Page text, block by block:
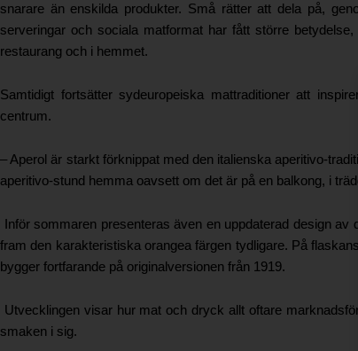
snarare än enskilda produkter. Små rätter att dela på,
serveringar och sociala matformat har fått större betydelse,
restaurang och i hemmet.
Samtidigt fortsätter sydeuropeiska mattraditioner att
centrum.
– Aperol är starkt förknippat med den italienska aperitivo-
aperitivo-stund hemma oavsett om det är på en balkong, i
Inför sommaren presenteras även en uppdaterad design
fram den karakteristiska orangea färgen tydligare. På
bygger fortfarande på originalversionen från 1919.
Utvecklingen visar hur mat och dryck allt oftare
smaken i sig.